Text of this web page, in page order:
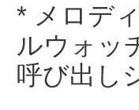
* メロデ
ルウォッ
呼び出し